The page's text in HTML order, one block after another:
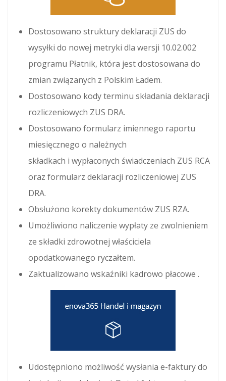
Dostosowano struktury deklaracji ZUS do
wysyłki do nowej metryki dla wersji 10.02.002
programu Płatnik, która jest dostosowana do
zmian związanych z Polskim Ładem.
Dostosowano kody terminu składania deklaracji
rozliczeniowych ZUS DRA.
Dostosowano formularz imiennego raportu
miesięcznego o należnych
składkach i wypłaconych świadczeniach ZUS RCA
oraz formularz deklaracji rozliczeniowej ZUS
DRA.
Obsłużono korekty dokumentów ZUS RZA.
Umożliwiono naliczenie wypłaty ze zwolnieniem
ze składki zdrowotnej właściciela
opodatkowanego ryczałtem.
Zaktualizowano wskaźniki kadrowo płacowe .
Udostępniono możliwość wysłania e-faktury do